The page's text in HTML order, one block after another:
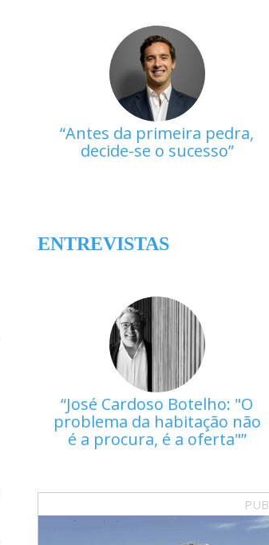
Antes da primeira pedra,
decide-se o sucesso
ENTREVISTAS
José Cardoso Botelho: "O
problema da habitação não
é a procura, é a oferta"
PUB